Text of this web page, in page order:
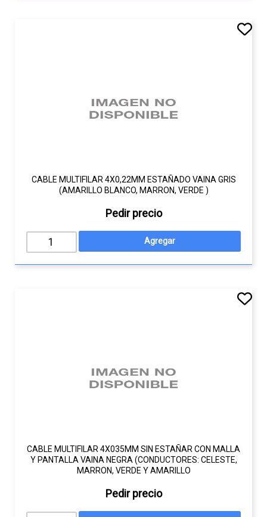
CABLE MULTIFILAR 4X0,22MM ESTAÑADO VAINA GRIS
(AMARILLO BLANCO, MARRON, VERDE )
Pedir precio
CABLE MULTIFILAR 4X035MM SIN ESTAÑAR CON MALLA
Y PANTALLA VAINA NEGRA (CONDUCTORES: CELESTE,
MARRON, VERDE Y AMARILLO
Pedir precio